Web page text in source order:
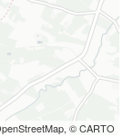
© CARTO